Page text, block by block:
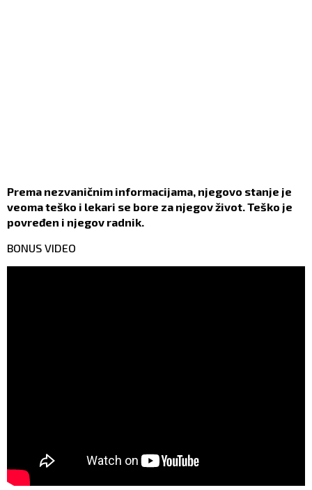
Prema nezvaničnim informacijama, njegovo stanje je
veoma teško i lekari se bore za njegov život. Teško je
povređen i njegov radnik.
BONUS VIDEO